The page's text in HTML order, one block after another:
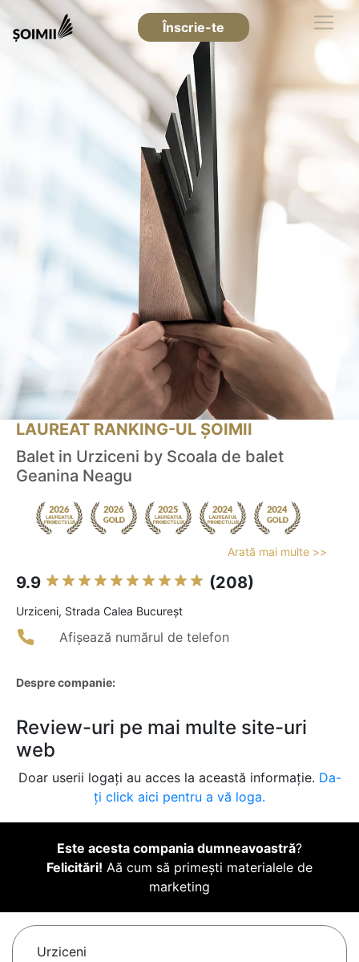
Înscrie-te
LAUREAT RANKING-UL ȘOIMII
Balet in Urziceni by Scoala de balet
Geanina Neagu
Arată mai multe >>
9.9 (208)
Urziceni, Strada Calea Bucureșt
Afișează numărul de telefon
Despre companie:
Review-uri pe mai multe site-uri
web
Doar userii logați au acces la această informație. Da-
ți click aici pentru a vă loga.
Este acesta compania dumneavoastră?
Felicitări! Aă cum să primești materialele de
marketing
Urziceni